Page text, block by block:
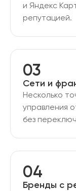
и Яндекс
репутацией.
03
Сети и
Несколько
управления
без
04
Бренды с